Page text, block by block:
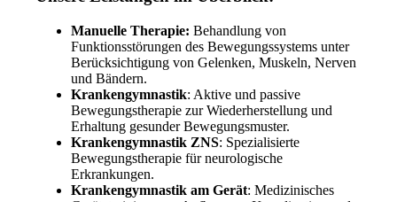
Manuelle Therapie: Behandlung von
Funktionsstörungen des Bewegungssystems unter
Berücksichtigung von Gelenken, Muskeln, Nerven
und Bändern.
Krankengymnastik: Aktive und passive
Bewegungstherapie zur Wiederherstellung und
Erhaltung gesunder Bewegungsmuster.
Krankengymnastik ZNS: Spezialisierte
Bewegungstherapie für neurologische
Erkrankungen.
Krankengymnastik am Gerät: Medizinisches